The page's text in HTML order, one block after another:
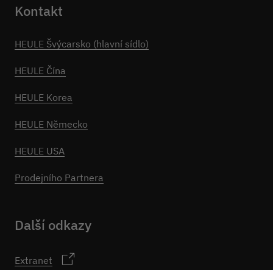
Kontakt
HEULE Švýcarsko (hlavní sídlo)
HEULE Čína
HEULE Korea
HEULE Německo
HEULE USA
Prodejního Partnera
Další odkazy
Extranet